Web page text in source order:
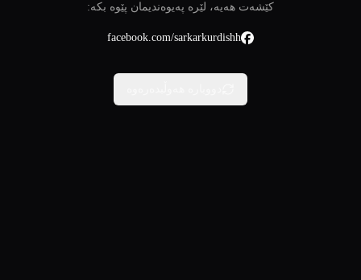
کێشەت هەیە، لێرە پەیوەندیمان پێوە بکە:
facebook.com/sarkarkurdishh